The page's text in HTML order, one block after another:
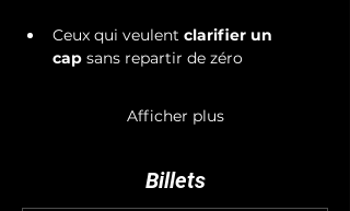
Ceux qui veulent clarifier un
cap sans repartir de zéro
Afficher plus
Billets